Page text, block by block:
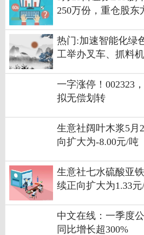
250万份，重仓股东
热门:加速智能化绿
工举办叉车、抓料
一字涨停！002323
拟无偿划转
生意社阔叶木浆5月
向扩大为-8.00元/吨
生意社七水硫酸亚
续正向扩大为1.33元
中文在线：一季度
同比增长超300%